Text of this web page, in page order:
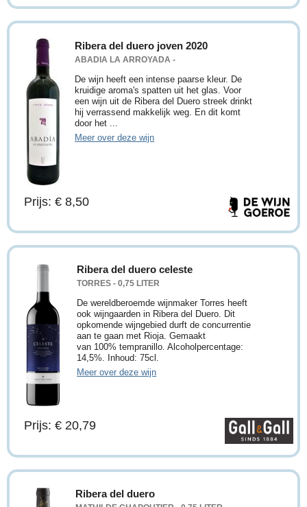
Ribera del duero joven 2020
ABADIA LA ARROYADA -
De wijn heeft een intense paarse kleur. De
kruidige aroma's spatten uit het glas. Voor
een wijn uit de Ribera del Duero streek drinkt
hij verrassend makkelijk weg. En dit komt
door het ...
Meer over deze wijn
Prijs: € 8,50
Ribera del duero celeste
TORRES - 0,75 LITER
De wereldberoemde wijnmaker Torres heeft
ook wijngaarden in Ribera del Duero. Dit
opkomende wijngebied durft de concurrentie
aan te gaan met Rioja. Gemaakt
van 100% tempranillo. Alcoholpercentage:
14,5%. Inhoud: 75cl.
Meer over deze wijn
Prijs: € 20,79
Ribera del duero